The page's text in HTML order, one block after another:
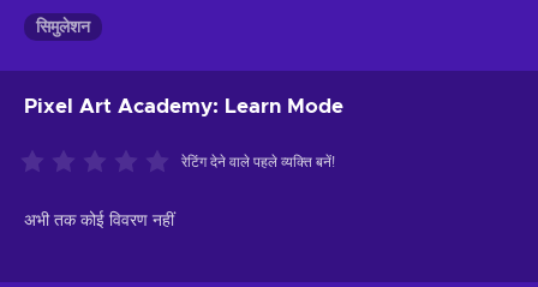
सिमुलेशन
Pixel Art Academy: Learn Mode
रेटिंग देने वाले पहले व्यक्ति बनें!
अभी तक कोई विवरण नहीं